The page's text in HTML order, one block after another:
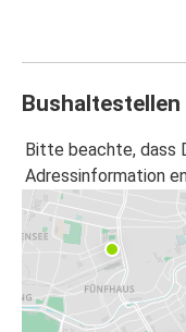
Bushaltestellen
Bitte beachte, dass
Adressinformation